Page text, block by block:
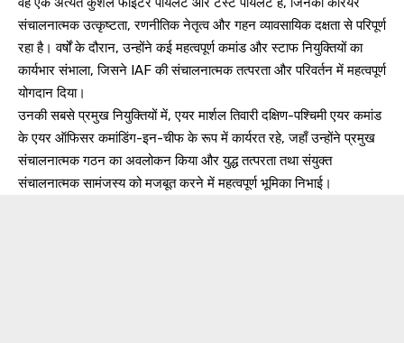
संचालनात्मक उत्कृष्टता, रणनीतिक नेतृत्व और गहन व्यावसायिक दक्षता से परिपूर्ण
रहा है। वर्षों के दौरान, उन्होंने कई महत्वपूर्ण कमांड और स्टाफ नियुक्तियों का
कार्यभार संभाला, जिसने IAF की संचालनात्मक तत्परता और परिवर्तन में महत्वपूर्ण
योगदान दिया।
उनकी सबसे प्रमुख नियुक्तियों में, एयर मार्शल तिवारी दक्षिण-पश्चिमी एयर कमांड
के एयर ऑफिसर कमांडिंग-इन-चीफ के रूप में कार्यरत रहे, जहाँ उन्होंने प्रमुख
संचालनात्मक गठन का अवलोकन किया और युद्ध तत्परता तथा संयुक्त
संचालनात्मक सामंजस्य को मजबूत करने में महत्वपूर्ण भूमिका निभाई।